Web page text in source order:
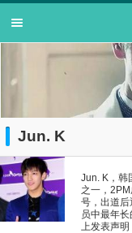
Jun. K
Jun. K，韩
之一，
号，出道
员中最年
上发表声明